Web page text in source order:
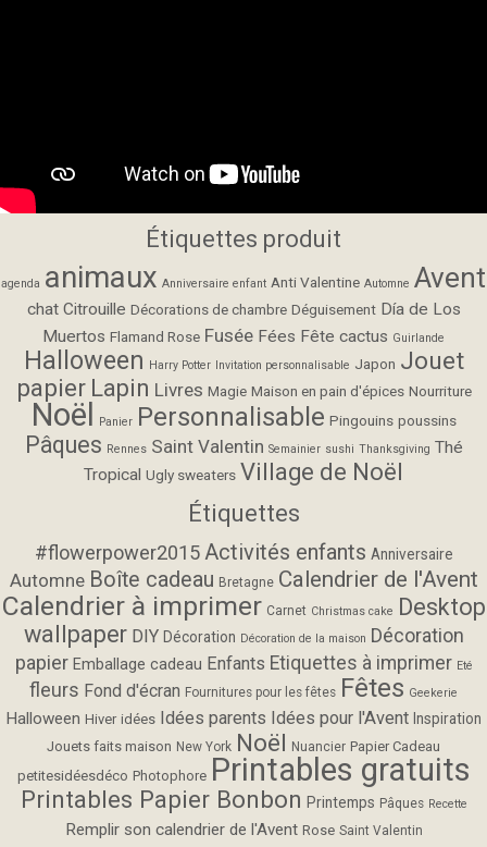
Étiquettes produit
agenda animaux Anniversaire enfant Anti Valentine Automne Avent
chat Citrouille Décorations de chambre Déguisement Día de Los
Muertos Flamand Rose Fusée Fées Fête cactus Guirlande
Halloween Harry Potter Invitation personnalisable Japon Jouet
papier Lapin Livres Magie Maison en pain d'épices Nourriture
Noël Panier Personnalisable Pingouins poussins
Pâques Rennes Saint Valentin Semainier sushi Thanksgiving Thé
Tropical Ugly sweaters Village de Noël
Étiquettes
#flowerpower2015 Activités enfants Anniversaire
Automne Boîte cadeau Bretagne Calendrier de l'Avent
Calendrier à imprimer Carnet Christmas cake Desktop
wallpaper DIY Décoration Décoration de la maison Décoration
papier Emballage cadeau Enfants Etiquettes à imprimer Eté
fleurs Fond d'écran Fournitures pour les fêtes Fêtes Geekerie
Halloween Hiver idées Idées parents Idées pour l'Avent Inspiration
Jouets faits maison New York Noël Nuancier Papier Cadeau
petitesidéesdéco Photophore Printables gratuits
Printables Papier Bonbon Printemps Pâques Recette
Remplir son calendrier de l'Avent Rose Saint Valentin